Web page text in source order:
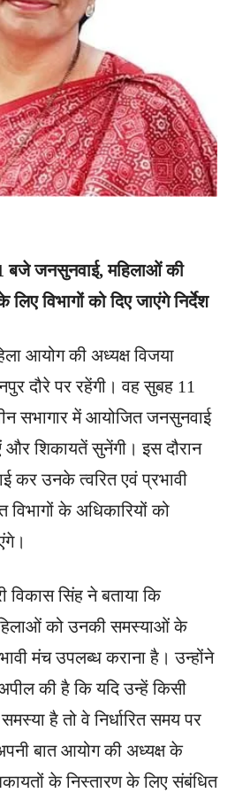
बजे जनसुनवाई, महिलाओं की
विभागों को दिए जाएंगे निर्देश
आयोग की अध्यक्ष विजया
दौरे पर रहेंगी। वह सुबह 11
सभागार में आयोजित जनसुनवाई
और शिकायतें सुनेंगी। इस दौरान
कर उनके त्वरित एवं प्रभावी
विभागों के अधिकारियों को
विकास सिंह ने बताया कि
को उनकी समस्याओं के
मंच उपलब्ध कराना है। उन्होंने
की है कि यदि उन्हें किसी
है तो वे निर्धारित समय पर
बात आयोग की अध्यक्ष के
के निस्तारण के लिए संबंधित